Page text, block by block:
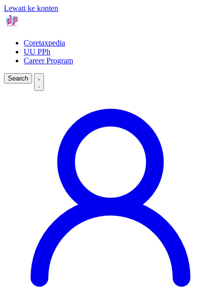
Lewati ke konten
Coretaxpedia
UU PPh
Career Program
Search